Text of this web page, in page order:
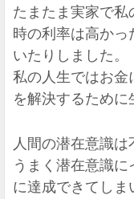
たまたま実家で私
時の利率は高かっ
いたりしました。
私の人生ではお金
を解決するために
人間の潜在意識は
うまく潜在意識
に達成できてしま